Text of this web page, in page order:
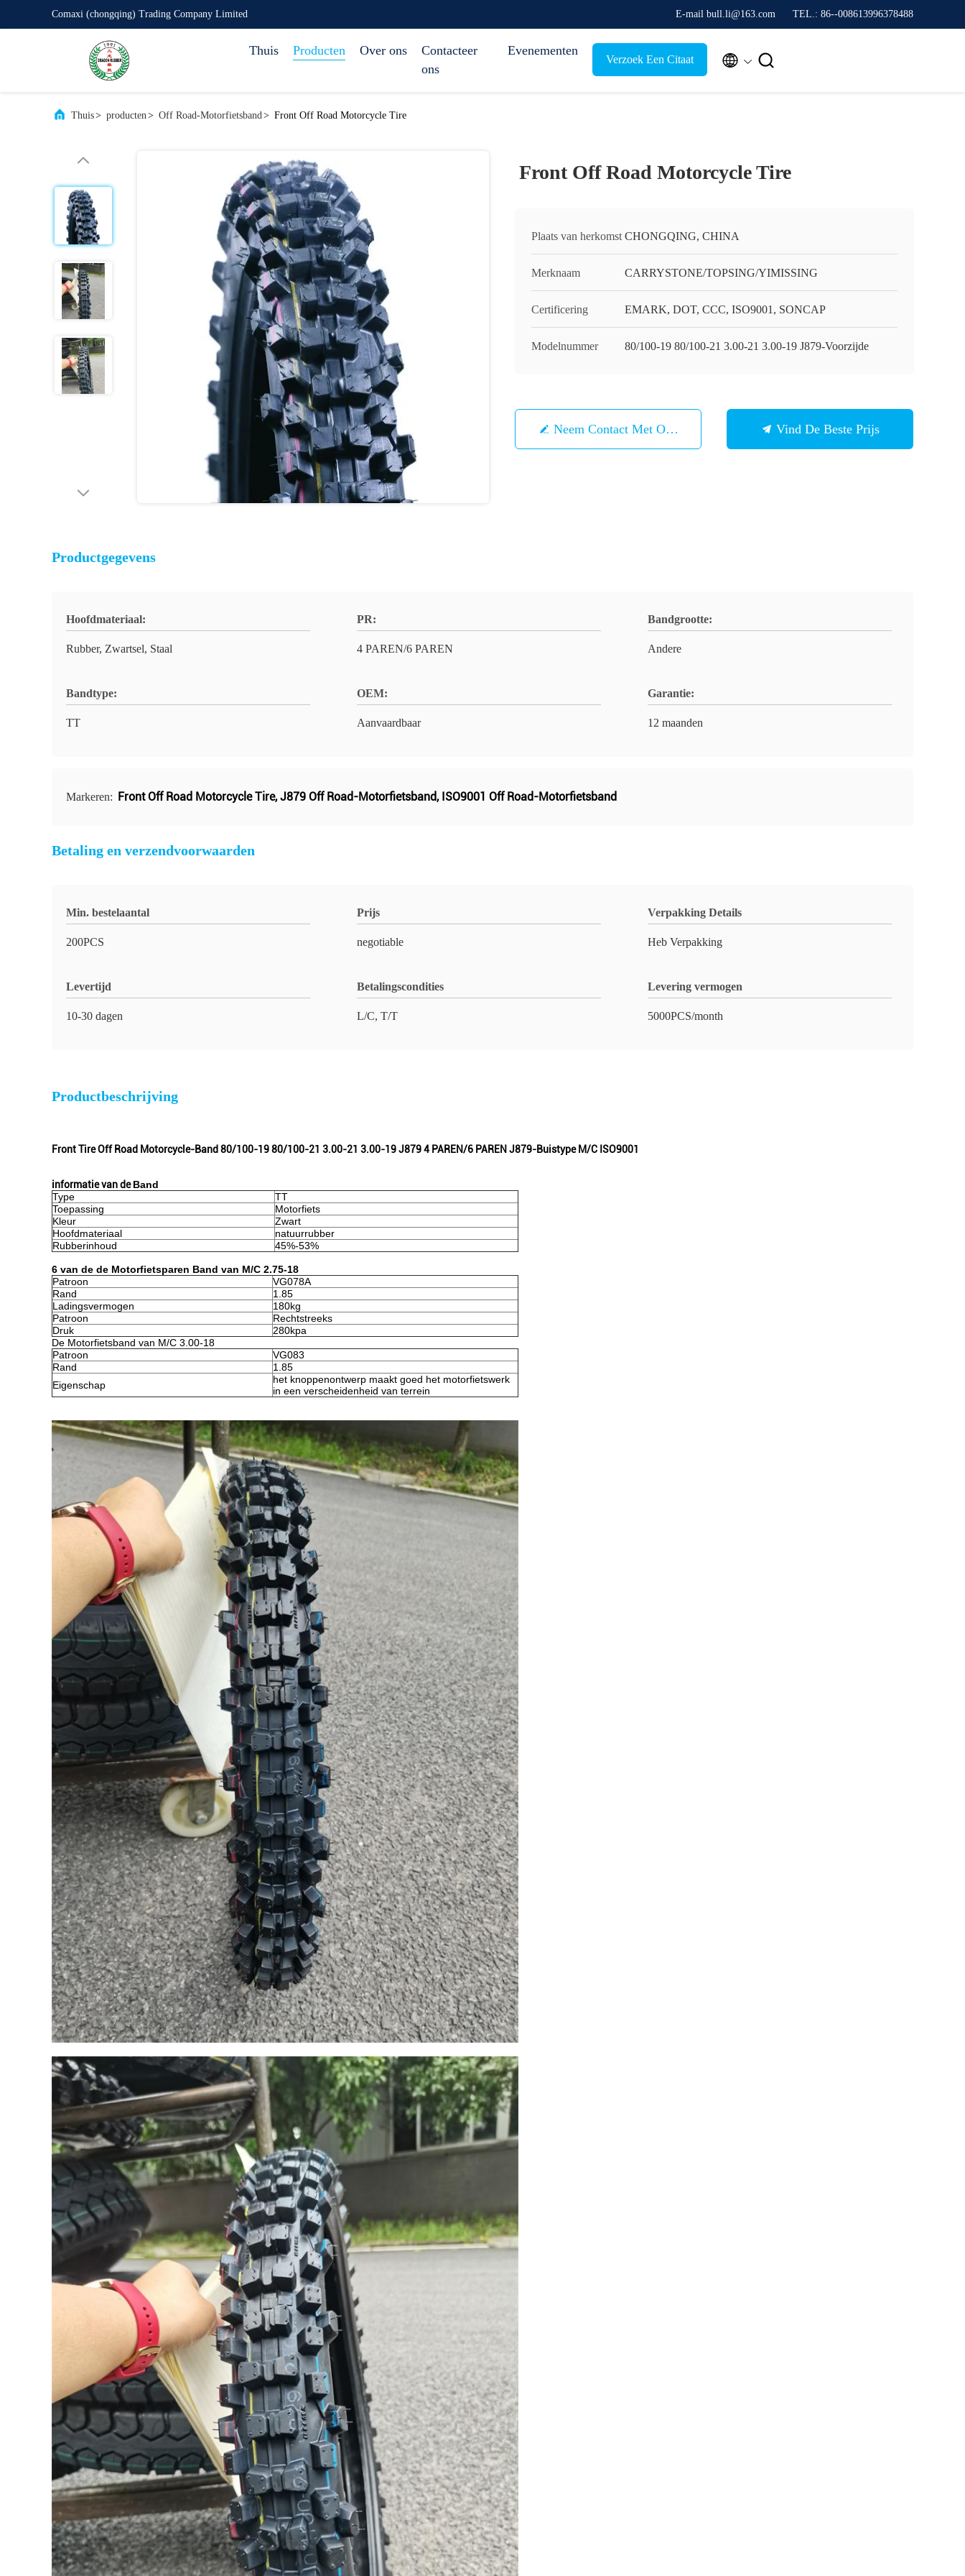
Comaxi (chongqing) Trading Company Limited E-mail bull.li@163.com TEL.: 86--008613996378488
Thuis Producten Over ons
Contacteer
ons
Evenementen
Verzoek Een Citaat  
Thuis> producten> Off Road-Motorfietsband> Front Off Road Motorcycle Tire
Front Off Road Motorcycle Tire
Plaats van herkomst CHONGQING, CHINA
Merknaam CARRYSTONE/TOPSING/YIMISSING
Certificering EMARK, DOT, CCC, ISO9001, SONCAP
Modelnummer 80/100-19 80/100-21 3.00-21 3.00-19 J879-Voorzijde
Neem Contact Met Ons Op Vind De Beste Prijs
Productgegevens
Hoofdmateriaal:
Rubber, Zwartsel, Staal
PR:
4 PAREN/6 PAREN
Bandgrootte:
Andere
Bandtype:
TT
OEM:
Aanvaardbaar
Garantie:
12 maanden
Markeren: Front Off Road Motorcycle Tire,J879 Off Road-Motorfietsband, ISO9001 Off Road-Motorfietsband
Betaling en verzendvoorwaarden
Min. bestelaantal
200PCS
Prijs
negotiable
Verpakking Details
Heb Verpakking
Levertijd
10-30 dagen
Betalingscondities
L/C, T/T
Levering vermogen
5000PCS/month
Productbeschrijving
Front Tire Off Road Motorcycle-Band 80/100-19 80/100-21 3.00-21 3.00-19 J879 4 PAREN/6 PAREN J879-Buistype M/C ISO9001
informatie van deBand
Type
TT
Toepassing
Motorfiets
Kleur
Zwart
Hoofdmateriaal
natuurrubber
Rubberinhoud
45%-53%
6 van de de Motorfietsparen Band van M/C 2.75-18
Patroon
VG078A
Rand
1.85
Ladingsvermogen
180kg
Patroon
Rechtstreeks
Druk
280kpa
De Motorfietsband van M/C 3.00-18
Patroon
VG083
Rand
1.85
Eigenschap
het knoppenontwerp maakt goed het motorfietswerk
in een verscheidenheid van terrein